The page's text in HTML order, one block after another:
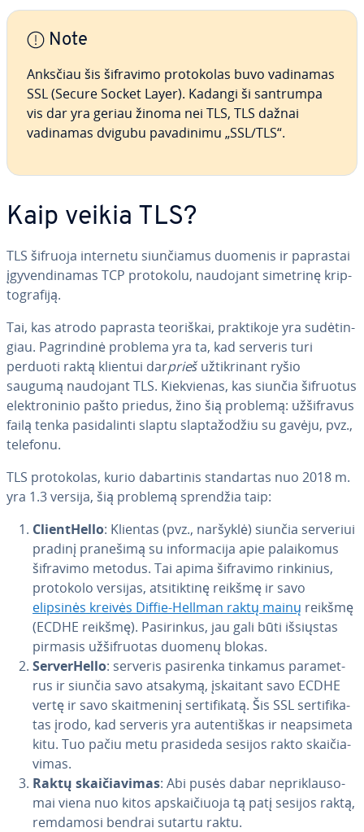
Note
Anksčiau šis šifravimo pro­to­ko­las buvo vadinamas
SSL (Secure Socket Layer). Kadangi ši santrumpa
vis dar yra geriau žinoma nei TLS, TLS dažnai
vadinamas dvigubu pa­va­di­ni­mu „SSL/TLS“.
Kaip veikia TLS?
TLS šifruoja internetu siun­čia­mus duomenis ir paprastai
įgy­ven­di­na­mas TCP protokolu, naudojant simetrinę krip­
to­gra­fi­ją.
Tai, kas atrodo paprasta teoriškai, prak­ti­ko­je yra su­dė­tin­
giau. Pag­rin­di­nė problema yra ta, kad serveris turi
perduoti raktą klientui darprieš už­tik­ri­nant ryšio
saugumą naudojant TLS. Kiek­vie­nas, kas siunčia šifruotus
elekt­ro­ni­nio pašto priedus, žino šią problemą: už­šif­ra­vus
failą tenka pa­si­da­lin­ti slaptu slap­ta­žo­džiu su gavėju, pvz.,
telefonu.
TLS pro­to­ko­las, kurio da­bar­ti­nis stan­dar­tas nuo 2018 m.
yra 1.3 versija, šią problemą sprendžia taip:
Cli­ent­Hel­lo: Klientas (pvz., naršyklė) siunčia serveriui
pradinį pranešimą su in­for­ma­ci­ja apie pa­lai­ko­mus
šifravimo metodus. Tai apima šifravimo rinkinius,
protokolo versijas, at­si­tik­ti­nę reikšmę ir savo
elipsinės kreivės Diffie-Hellman raktų mainų reikšmę
(ECDHE reikšmę). Pa­si­rin­kus, jau gali būti išsiųstas
pirmasis už­šif­ruo­tas duomenų blokas.
Ser­ver­Hel­lo: serveris pasirenka tinkamus pa­ra­met­
rus ir siunčia savo atsakymą, įskaitant savo ECDHE
vertę ir savo skait­me­ni­nį ser­ti­fi­ka­tą. Šis SSL ser­ti­fi­ka­
tas įrodo, kad serveris yra au­ten­tiš­kas ir ne­ap­si­me­ta
kitu. Tuo pačiu metu prasideda sesijos rakto skai­čia­
vi­mas.
Raktų skai­čia­vi­mas: Abi pusės dabar ne­pri­klau­so­
mai viena nuo kitos ap­skai­čiuo­ja tą patį sesijos raktą,
remdamosi bendrai sutartu raktu.